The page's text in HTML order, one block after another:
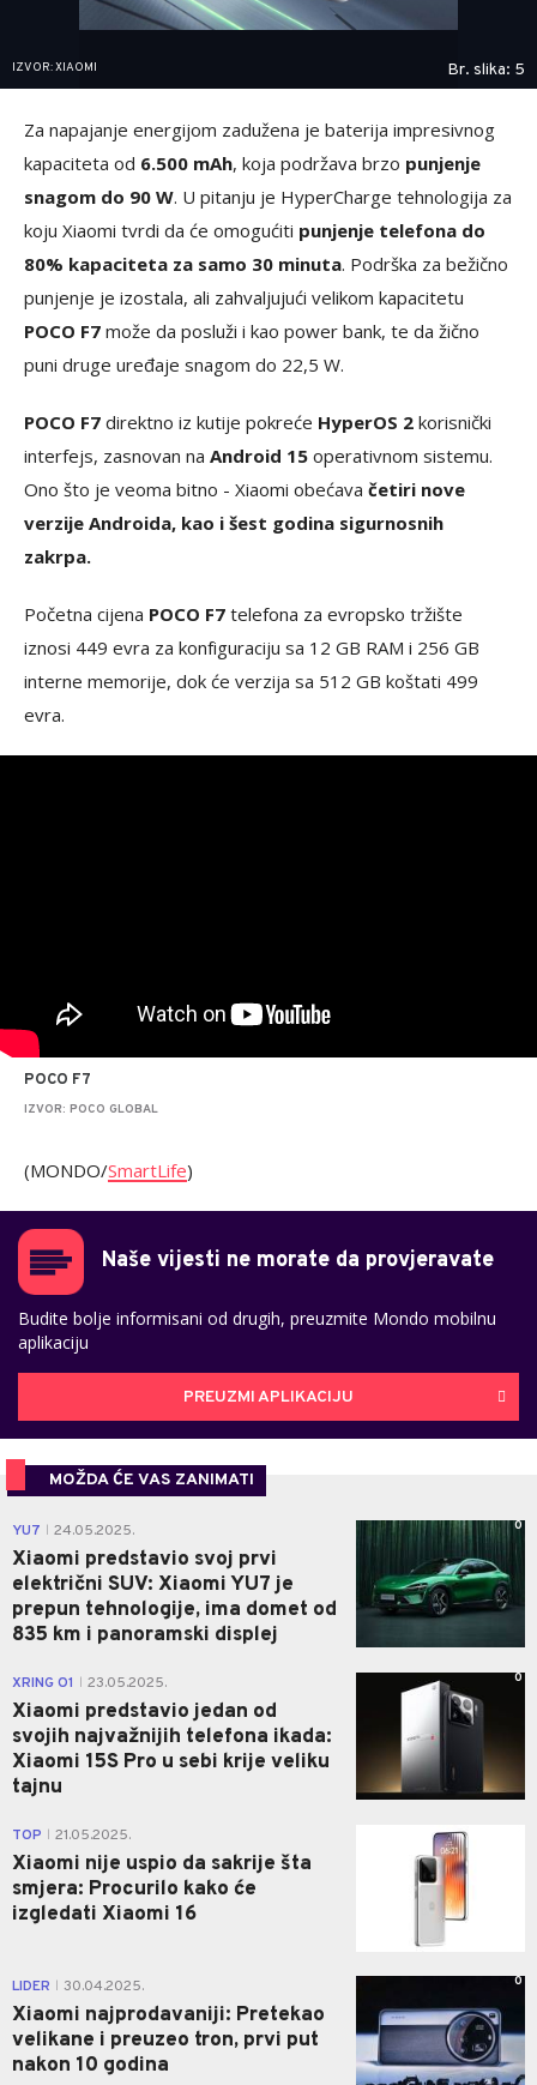
IZVOR: XIAOMI Br. slika: 5
Za napajanje energijom zadužena je baterija impresivnog
kapaciteta od 6.500 mAh, koja podržava brzo punjenje
snagom do 90 W. U pitanju je HyperCharge tehnologija za
koju Xiaomi tvrdi da će omogućiti punjenje telefona do
80% kapaciteta za samo 30 minuta. Podrška za bežično
punjenje je izostala, ali zahvaljujući velikom kapacitetu
POCO F7 može da posluži i kao power bank, te da žično
puni druge uređaje snagom do 22,5 W.
POCO F7 direktno iz kutije pokreće HyperOS 2 korisnički
interfejs, zasnovan na Android 15 operativnom sistemu.
Ono što je veoma bitno - Xiaomi obećava četiri nove
verzije Androida, kao i šest godina sigurnosnih
zakrpa.
Početna cijena POCO F7 telefona za evropsko tržište
iznosi 449 evra za konfiguraciju sa 12 GB RAM i 256 GB
interne memorije, dok će verzija sa 512 GB koštati 499
evra.
POCO F7
IZVOR: POCO GLOBAL
(MONDO/SmartLife)
Naše vijesti ne morate da provjeravate
Budite bolje informisani od drugih, preuzmite Mondo mobilnu
aplikaciju
PREUZMI APLIKACIJU
MOŽDA ĆE VAS ZANIMATI
YU7 24.05.2025.
Xiaomi predstavio svoj prvi
električni SUV: Xiaomi YU7 je
prepun tehnologije, ima domet od
835 km i panoramski displej
0
XRING O1 23.05.2025.
Xiaomi predstavio jedan od
svojih najvažnijih telefona ikada:
Xiaomi 15S Pro u sebi krije veliku
tajnu
0
TOP 21.05.2025.
Xiaomi nije uspio da sakrije šta
smjera: Procurilo kako će
izgledati Xiaomi 16
LIDER 30.04.2025.
Xiaomi najprodavaniji: Pretekao
velikane i preuzeo tron, prvi put
nakon 10 godina
0